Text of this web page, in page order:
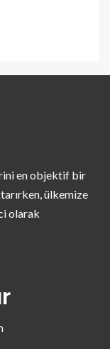
en objektif bir
ülkemize
olarak